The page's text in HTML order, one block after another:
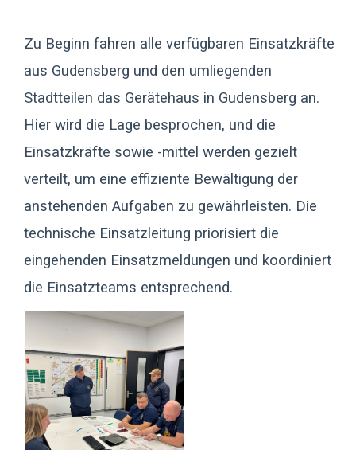
Zu Beginn fahren alle verfügbaren Einsatzkräfte
aus Gudensberg und den umliegenden
Stadtteilen das Gerätehaus in Gudensberg an.
Hier wird die Lage besprochen, und die
Einsatzkräfte sowie -mittel werden gezielt
verteilt, um eine effiziente Bewältigung der
anstehenden Aufgaben zu gewährleisten. Die
technische Einsatzleitung priorisiert die
eingehenden Einsatzmeldungen und koordiniert
die Einsatzteams entsprechend.